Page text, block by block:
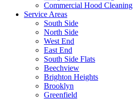
Commercial Hood Cleaning
Service Areas
South Side
North Side
West End
East End
South Side Flats
Beechview
Brighton Heights
Brooklyn
Greenfield